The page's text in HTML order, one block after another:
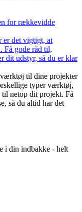
for rækkevidde
er det vigtigt, at
Få gode råd til,
dit udstyr, så du er klar
til dine projekter
typer værktøj,
netop dit projekt. Få
så du altid har det
i din indbakke - helt